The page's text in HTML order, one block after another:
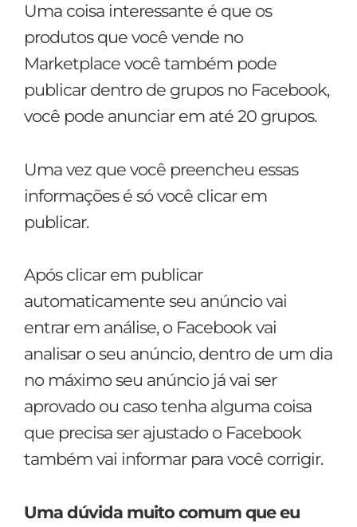
Uma coisa interessante é que os
produtos que você vende no
Marketplace você também pode
publicar dentro de grupos no Facebook,
você pode anunciar em até 20 grupos.
Uma vez que você preencheu essas
informações é só você clicar em
publicar.
Após clicar em publicar
automaticamente seu anúncio vai
entrar em análise, o Facebook vai
analisar o seu anúncio, dentro de um dia
no máximo seu anúncio já vai ser
aprovado ou caso tenha alguma coisa
que precisa ser ajustado o Facebook
também vai informar para você corrigir.
Uma dúvida muito comum que eu